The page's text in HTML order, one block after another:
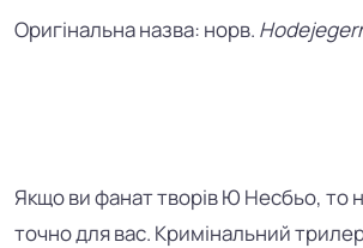
Оригінальна назва: норв.
Якщо ви фанат творів Ю Несбьо, то
точно для вас. Кримінальний